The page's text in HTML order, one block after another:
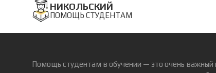
НИКОЛЬСКИЙ
ПОМОЩЬ СТУДЕНТАМ
Помощь студентам в обучении — это очень